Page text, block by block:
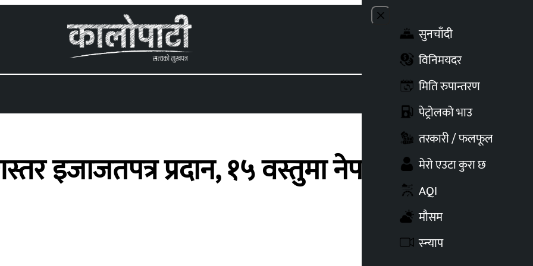
Close menu
सुनचाँदी
विनिमयदर
मिति रुपान्तरण
पेट्रोलको भाउ
तरकारी / फलफूल
मेरो एउटा कुरा छ
AQI
मौसम
स्न्याप
इजाजतपत्र प्रदान, १५ वस्तुमा नेपाल गुणस्तर